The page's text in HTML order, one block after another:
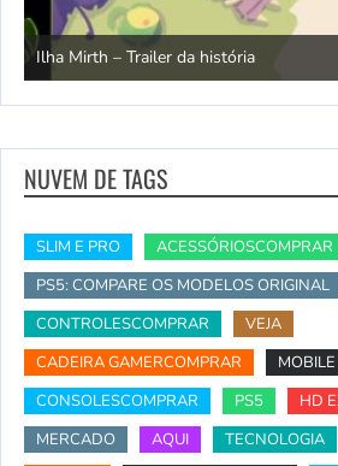
Ilha Mirth – Trailer da história
NUVEM DE TAGS
SLIM E PRO ACESSÓRIOSCOMPRAR
PS5: COMPARE OS MODELOS ORIGINAL
CONTROLESCOMPRAR
VEJA
CADEIRA GAMERCOMPRAR
MOBILE
CONSOLESCOMPRAR
PS5
HD
MERCADO
AQUI TECNOLOGIA